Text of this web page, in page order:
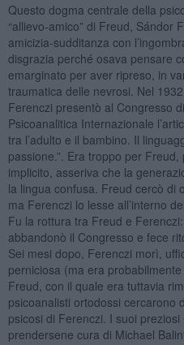
Questo dogma centrale della
“allievo-amico” di Freud, Sándor
amicizia-sudditanza con
disgrazia perché osava pensare
emarginato per aver ripreso, in
traumatica delle nevrosi. Nel
Ferenczi presentò al Congresso
Psicoanalitica Internazionale
tra l’adulto e il bambino. Il
passione.”. Era troppo per Freud,
implicito, asseriva che la
la lingua confusa. Freud cercò di
ma Ferenczi lo lesse all’interno
Fu la rottura tra Freud e
abbandonò il Congresso e fece
Sei mesi dopo, Ferenczi morì,
perniciosa (ma era
Freud, con il quale era tuttavia
psicoanalisti ortodossi cercarono
psicosi di Ferenczi. I suoi
prendersene cura di Michael